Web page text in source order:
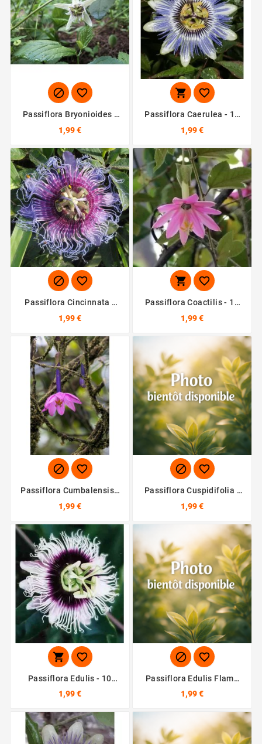
 
Passiflora Bryonioides -
1,99 €
 
Passiflora Caerulea - 10
1,99 €
 
Passiflora Cincinnata -
1,99 €
 
Passiflora Coactilis - 10
1,99 €
 
Passiflora Cumbalensis -
1,99 €
 
Passiflora Cuspidifolia -
1,99 €
 
Passiflora Edulis - 10
Graines
1,99 €
 
Passiflora Edulis Flame
Ruby - 10 Graines
1,99 €